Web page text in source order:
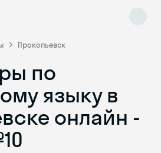
Прокопьевск
по
языку в
онлайн -